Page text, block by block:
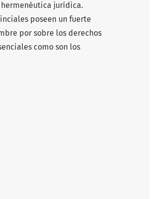
jurídica.
poseen un fuerte
por sobre los derechos
como son los